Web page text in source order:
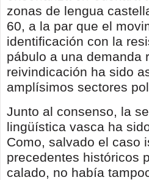
zonas de lengua
60, a la par que el
identificación con la
pábulo a una demanda
reivindicación ha sido
amplísimos sectores
Junto al consenso, la
lingüística vasca ha
Como, salvado el caso
precedentes históricos
calado, no había